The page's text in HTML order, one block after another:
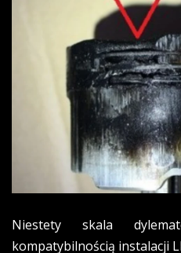
Niestety skala
kompatybilnością instalacji